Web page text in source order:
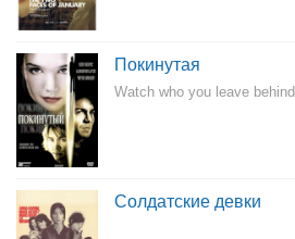
Покинутая
Watch who you leave behind
Солдатские девки